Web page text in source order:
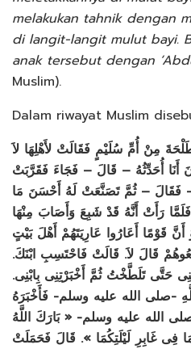
melakukan tahnik dengan
di langit-langit mulut bayi.
anak tersebut dengan
Muslim).
Dalam riwayat Muslim
مِنْ أُمِّ سُلَيْمٍ فَقَالَتْ لأَهْلِهَا لاَ
أَنَا أُحَدِّثُهُ – قَالَ – فَجَاءَ فَقَرَّبَتْ
فَقَالَ – ثُمَّ تَصَنَّعَتْ لَهُ أَحْسَنَ مَا
رَأَتْ أَنَّهُ قَدْ شَبِعَ وَأَصَابَ مِنْهَا
قَوْمًا أَعَارُوا عَارِيَتَهُمْ أَهْلَ بَيْتٍ
قَالَ لاَ. قَالَتْ فَاحْتَسِبِ ابْنَكَ.
حَتَّى تَلَطَّخْتُ ثُمَّ أَخْبَرْتِنِى بِابْنِى.
-صلى الله عليه وسلم- فَأَخْبَرَهُ
الله عليه وسلم- « بَارَكَ اللَّهُ
فِى غَابِرِ لَيْلَتِكُمَا ». قَالَ فَحَمَلَتْ